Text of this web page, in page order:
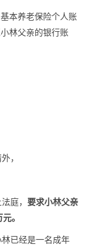
本养老保险个人账
林父亲的银行账
，
庭， 要求小林父亲
。
已经是一名成年